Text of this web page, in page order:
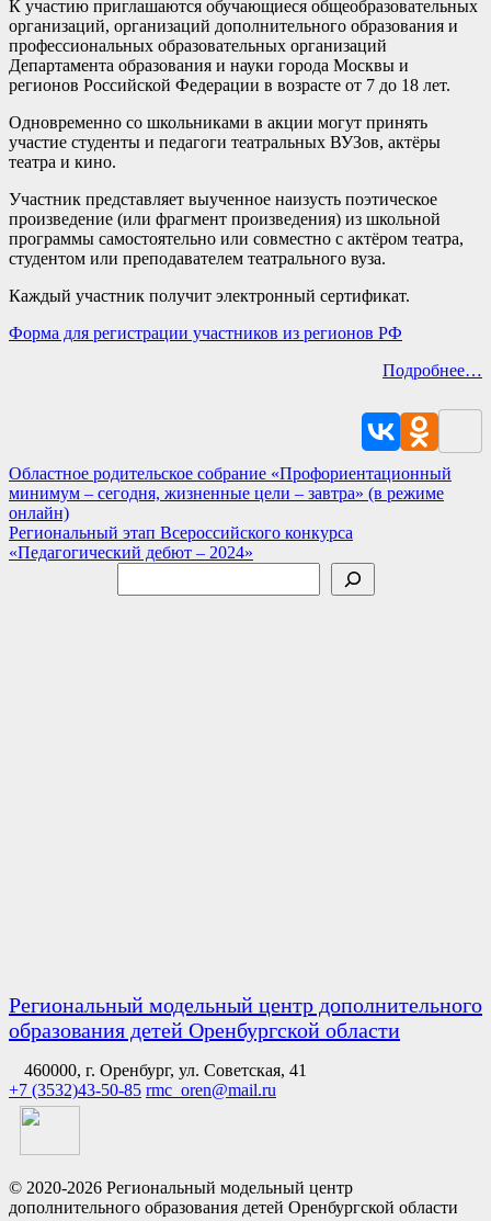
К участию приглашаются обучающиеся общеобразовательных
организаций, организаций дополнительного образования и
профессиональных образовательных организаций
Департамента образования и науки города Москвы и
регионов Российской Федерации в возрасте от 7 до 18 лет.
Одновременно со школьниками в акции могут принять
участие студенты и педагоги театральных ВУЗов, актёры
театра и кино.
Участник представляет выученное наизусть поэтическое
произведение (или фрагмент произведения) из школьной
программы самостоятельно или совместно с актёром театра,
студентом или преподавателем театрального вуза.
Каждый участник получит электронный сертификат.
Форма для регистрации участников из регионов РФ
Подробнее…
Навигация
по
записям
Областное родительское собрание «Профориентационный
минимум – сегодня, жизненные цели – завтра» (в режиме
онлайн)
Региональный этап Всероссийского конкурса
«Педагогический дебют – 2024»
Региональный модельный центр дополнительного
образования детей Оренбургской области
460000, г. Оренбург, ул. Советская, 41
+7 (3532)43-50-85 rmc_oren@mail.ru
© 2020-2026 Региональный модельный центр
дополнительного образования детей Оренбургской области